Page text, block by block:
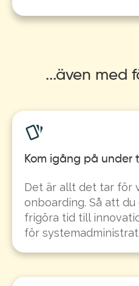
...även med
Kom igång på under
Det är allt det tar för
onboarding. Så att
frigöra tid till
för